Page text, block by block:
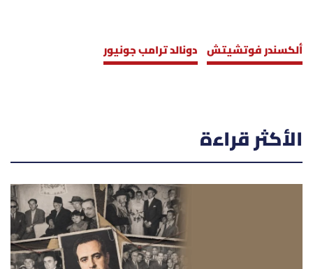
ألكسندر فوتشيتش دونالد ترامب جونيور
الأكثر قراءة